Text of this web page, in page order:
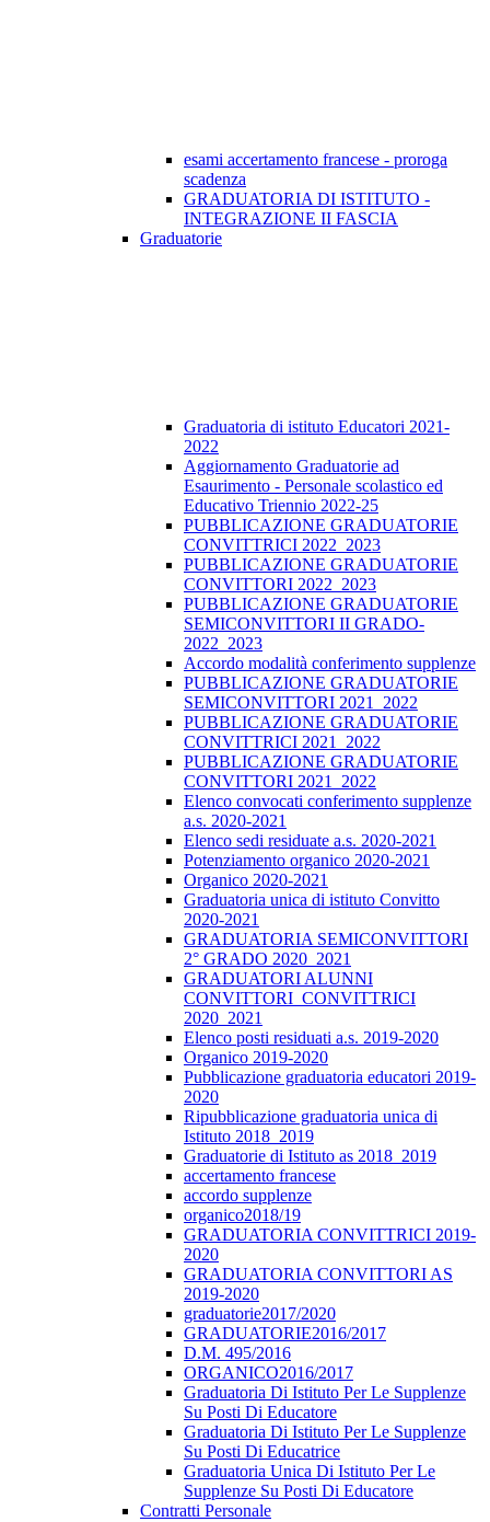
esami accertamento francese - proroga
scadenza
GRADUATORIA DI ISTITUTO -
INTEGRAZIONE II FASCIA
Graduatorie
Graduatoria di istituto Educatori 2021-
2022
Aggiornamento Graduatorie ad
Esaurimento - Personale scolastico ed
Educativo Triennio 2022-25
PUBBLICAZIONE GRADUATORIE
CONVITTRICI 2022_2023
PUBBLICAZIONE GRADUATORIE
CONVITTORI 2022_2023
PUBBLICAZIONE GRADUATORIE
SEMICONVITTORI II GRADO-
2022_2023
Accordo modalità conferimento supplenze
PUBBLICAZIONE GRADUATORIE
SEMICONVITTORI 2021_2022
PUBBLICAZIONE GRADUATORIE
CONVITTRICI 2021_2022
PUBBLICAZIONE GRADUATORIE
CONVITTORI 2021_2022
Elenco convocati conferimento supplenze
a.s. 2020-2021
Elenco sedi residuate a.s. 2020-2021
Potenziamento organico 2020-2021
Organico 2020-2021
Graduatoria unica di istituto Convitto
2020-2021
GRADUATORIA SEMICONVITTORI
2° GRADO 2020_2021
GRADUATORI ALUNNI
CONVITTORI_CONVITTRICI
2020_2021
Elenco posti residuati a.s. 2019-2020
Organico 2019-2020
Pubblicazione graduatoria educatori 2019-
2020
Ripubblicazione graduatoria unica di
Istituto 2018_2019
Graduatorie di Istituto as 2018_2019
accertamento francese
accordo supplenze
organico2018/19
GRADUATORIA CONVITTRICI 2019-
2020
GRADUATORIA CONVITTORI AS
2019-2020
graduatorie2017/2020
GRADUATORIE2016/2017
D.M. 495/2016
ORGANICO2016/2017
Graduatoria Di Istituto Per Le Supplenze
Su Posti Di Educatore
Graduatoria Di Istituto Per Le Supplenze
Su Posti Di Educatrice
Graduatoria Unica Di Istituto Per Le
Supplenze Su Posti Di Educatore
Contratti Personale